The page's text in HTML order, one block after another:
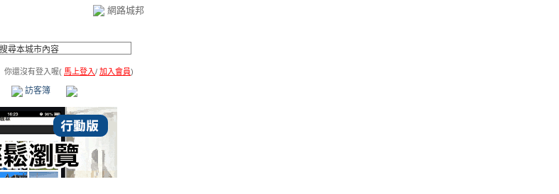
網路城邦
你還沒有登入喔( 馬上登入/ 加入會員)
訪客簿 市政中心